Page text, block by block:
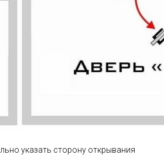
указать сторону открывания